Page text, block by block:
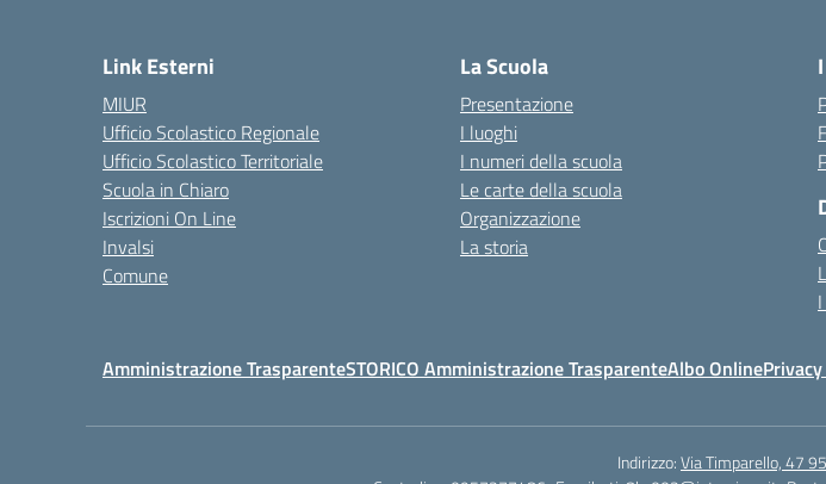
Link Esterni
MIUR
Ufficio Scolastico Regionale
Ufficio Scolastico Territoriale
Scuola in Chiaro
Iscrizioni On Line
Invalsi
Comune
La Scuola
Presentazione
I luoghi
I numeri della scuola
Le carte della scuola
Organizzazione
La storia
Amministrazione TrasparenteSTORICO Amministrazione TrasparenteAlbo Online
Indirizzo:Via Timparello, 47